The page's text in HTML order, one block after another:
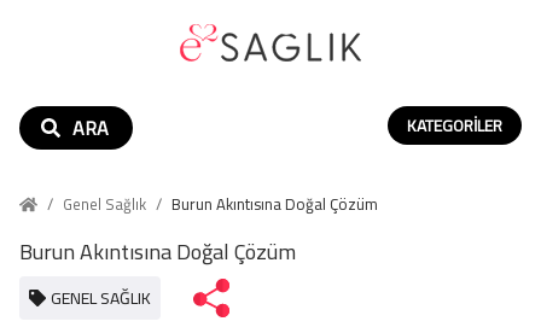
ARA KATEGORILER
/ Genel Sağlık / Burun Akıntısına Doğal Çözüm
Burun Akıntısına Doğal Çözüm
GENEL SAĞLIK